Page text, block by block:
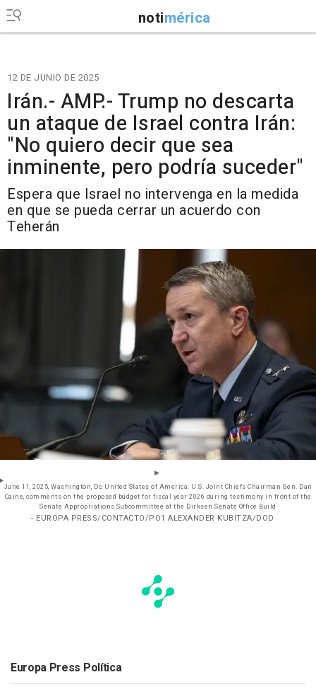
notimérica
12 DE JUNIO DE 2025
Irán.- AMP.- Trump no descarta
un ataque de Israel contra Irán:
"No quiero decir que sea
inminente, pero podría suceder"
Espera que Israel no intervenga en la medida
en que se pueda cerrar un acuerdo con
Teherán
June 11, 2025, Washington, Dc, United States of America: U.S. Joint Chiefs Chairman Gen. Dan
Caine, comments on the proposed budget for fiscal year 2026 during testimony in front of the
Senate Appropriations Subcommittee at the Dirksen Senate Office Build
- EUROPA PRESS/CONTACTO/PO1 ALEXANDER KUBITZA/DOD
Europa Press Política